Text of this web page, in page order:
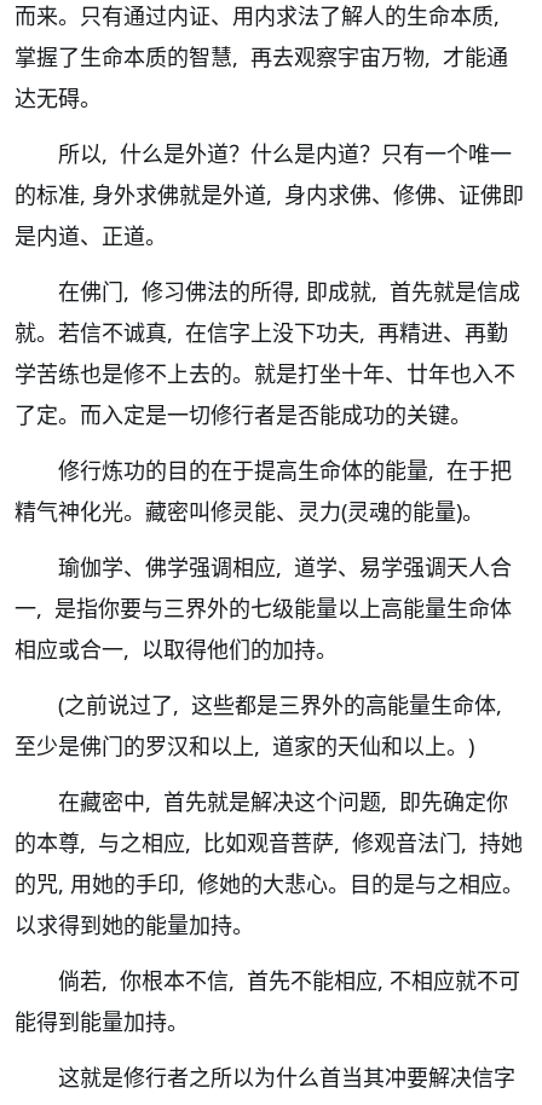
而来。只有通过内证、用内求法了解人的生命本质,
掌握了生命本质的智慧, 再去观察宇宙万物, 才能通
达无碍。
所以, 什么是外道？什么是内道？只有一个唯一
的标准, 身外求佛就是外道, 身内求佛、修佛、证佛即
是内道、正道。
在佛门, 修习佛法的所得, 即成就, 首先就是信成
就。若信不诚真, 在信字上没下功夫, 再精进、再勤
学苦练也是修不上去的。就是打坐十年、廿年也入不
了定。而入定是一切修行者是否能成功的关键。
修行炼功的目的在于提高生命体的能量, 在于把
精气神化光。藏密叫修灵能、灵力(灵魂的能量)。
瑜伽学、佛学强调相应, 道学、易学强调天人合
一, 是指你要与三界外的七级能量以上高能量生命体
相应或合一, 以取得他们的加持。
(之前说过了, 这些都是三界外的高能量生命体,
至少是佛门的罗汉和以上, 道家的天仙和以上。)
在藏密中, 首先就是解决这个问题, 即先确定你
的本尊, 与之相应, 比如观音菩萨, 修观音法门, 持她
的咒, 用她的手印, 修她的大悲心。目的是与之相应。
以求得到她的能量加持。
倘若, 你根本不信, 首先不能相应, 不相应就不可
能得到能量加持。
这就是修行者之所以为什么首当其冲要解决信字